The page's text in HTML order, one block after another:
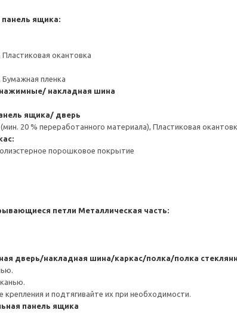
ящика:
окантовка
пленка
накладная шина
ящика/ дверь
20 % переработанного материала), Пластиковая
порошковое покрытие
петли Металлическая часть:
дверь/накладная шина/каркас/полка/полка
крепления и подтягивайте их при необходимости.
панель ящика